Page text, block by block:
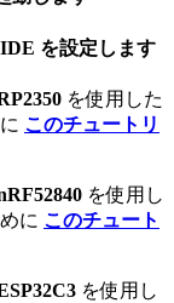
を設定します
を使用した
このチュートリ
を使用し
に このチュート
を使用し